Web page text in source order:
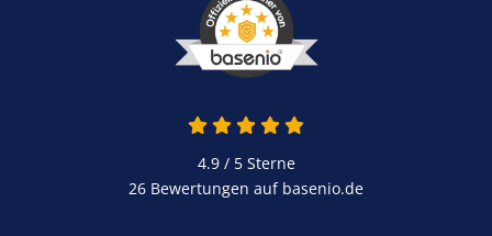
4.9 von 5
4.9 / 5Sterne
26 Bewertungen auf basenio.de